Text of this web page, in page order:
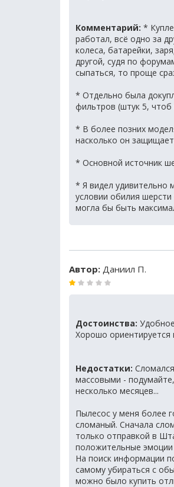
Комментарий: *
работал, всё одно за
колеса, батарейки,
другой, судя по
сыпаться, то проще
* Отдельно была
фильтров (штук 5, чтоб
* В более позних
насколько он
* Основной источник
* Я видел удивительно
условии обилия
могла бы быть
Автор: Даниил П.
Достоинства:
Хорошо ориентируется
Недостатки:
массовыми -
несколько месяцев...
Пылесос у меня более
сломаный. Сначала
только отправкой в
положительные
На поиск информации
самому убираться с
можно было купить